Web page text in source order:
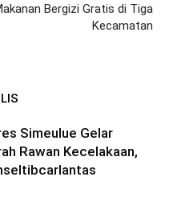
Bergizi Gratis di Tiga
Kecamatan
Simeulue Gelar
Rawan Kecelakaan,